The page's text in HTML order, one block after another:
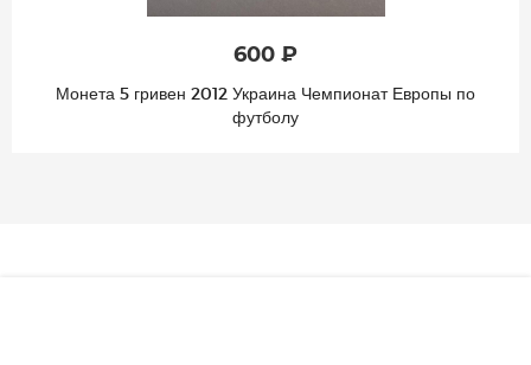
600 ₽
Монета 5 гривен 2012 Украина Чемпионат Европы по
футболу